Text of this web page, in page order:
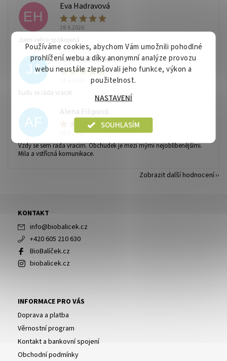
Vaše osobní údaje budou zpracovány dlepodmínek
ochrany osobních údajů
EH
Eva Hadravová
28.6.2026
Jsem velice spokojená
JJ
Jarmila Jelínková
budu se ráda vracet
AF
Alena Filipová
28.5.2026
Vzdy se sem rada vracim. Obchudek je mezi mými nejoblíbenějšími.
Mila a vstřícná komunikace.
Zobrazit další hodnocení
KONTAKT
info@biobalicek.cz
+420 605 210 630
BioBalíček.cz
biobalicek.cz
INFORMACE PRO VÁS
Doprava a platba
Věrnostní program
Kontakt a bankovní spojení
Obchodní podmínky
Používáme cookies, abychom Vám umožnili pohodlné
prohlížení webu a díky anonymní analýze provozu
webu neustále zlepšovali jeho funkce, výkon a
použitelnost.
NASTAVENÍ
SOUHLASÍM